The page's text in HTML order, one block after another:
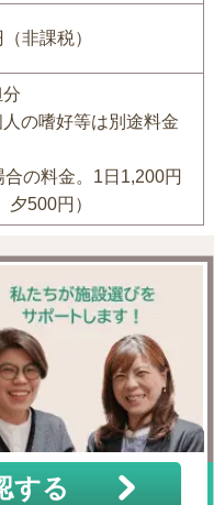
非課税）
の嗜好等は別途料金
合の料金。1日1,200円
夕500円）
する